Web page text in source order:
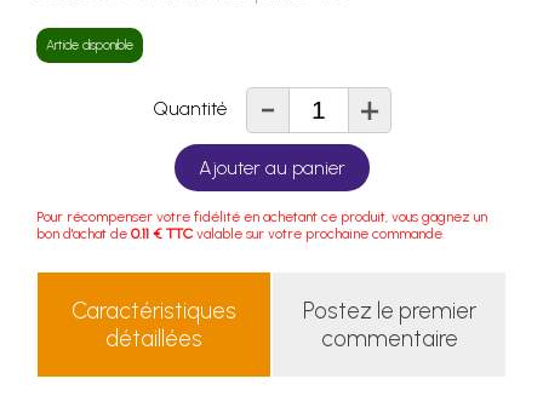
Article disponible
Quantité - +
Ajouter au panier
Pour récompenser votre fidélité en achetant ce produit, vous gagnez un
bon d'achat de 0.11 € TTC valable sur votre prochaine commande.
Caractéristiques
détaillées
Postez le premier
commentaire